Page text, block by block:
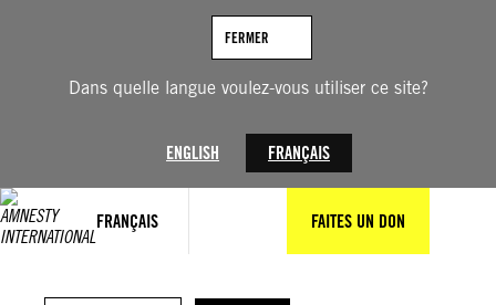
Dans quelle langue voulez-vous utiliser ce site?
ENGLISH FRANÇAIS
FERMER
FRANÇAIS FAITES UN DON